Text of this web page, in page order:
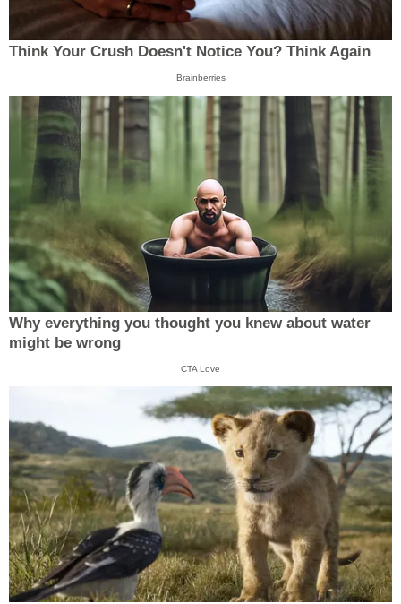
Think Your Crush Doesn't Notice You? Think Again
Brainberries
Why everything you thought you knew about water
might be wrong
CTA Love